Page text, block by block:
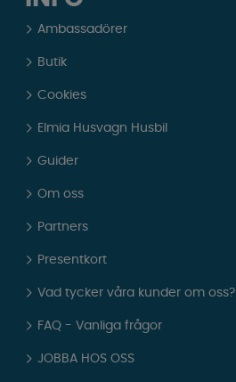
Ambassadörer
Butik
Cookies
Elmia Husvagn Husbil
Guider
Om oss
Partners
Presentkort
Vad tycker våra kunder om oss?
FAQ - Vanliga frågor
JOBBA HOS OSS